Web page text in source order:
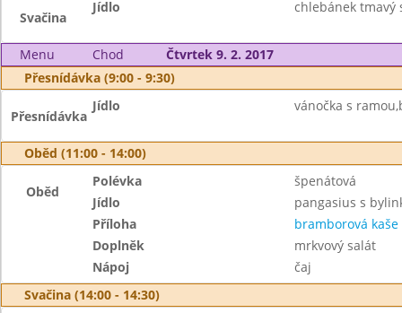
Svačina
Jídlo chlebánek tmavý
Menu Chod
Čtvrtek 9. 2. 2017
Přesnídávka (9:00 - 9:30)
Přesnídávka
Jídlo vánočka s
Oběd (11:00 - 14:00)
Oběd
Polévka
špenátová
Jídlo
pangasius s
Příloha
bramborová kaše
Doplněk
mrkvový salát
Nápoj
čaj
Svačina (14:00 - 14:30)